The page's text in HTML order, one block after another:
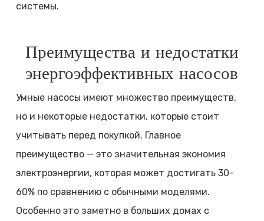
системы.
Преимущества и недостатки
энергоэффективных насосов
Умные насосы имеют множество преимуществ,
но и некоторые недостатки, которые стоит
учитывать перед покупкой. Главное
преимущество — это значительная экономия
электроэнергии, которая может достигать 30-
60% по сравнению с обычными моделями.
Особенно это заметно в больших домах с